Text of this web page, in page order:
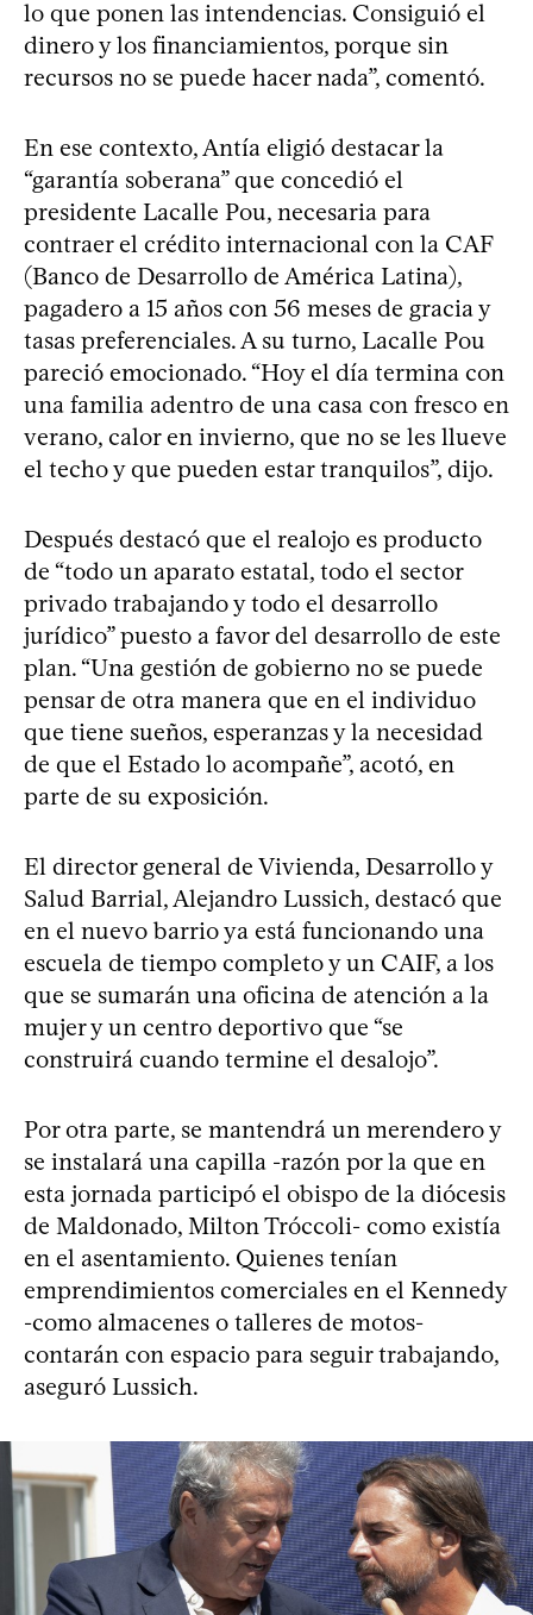
lo que ponen las intendencias. Consiguió el
dinero y los financiamientos, porque sin
recursos no se puede hacer nada”, comentó.
En ese contexto, Antía eligió destacar la
“garantía soberana” que concedió el
presidente Lacalle Pou, necesaria para
contraer el crédito internacional con la CAF
(Banco de Desarrollo de América Latina),
pagadero a 15 años con 56 meses de gracia y
tasas preferenciales. A su turno, Lacalle Pou
pareció emocionado. “Hoy el día termina con
una familia adentro de una casa con fresco en
verano, calor en invierno, que no se les llueve
el techo y que pueden estar tranquilos”, dijo.
Después destacó que el realojo es producto
de “todo un aparato estatal, todo el sector
privado trabajando y todo el desarrollo
jurídico” puesto a favor del desarrollo de este
plan. “Una gestión de gobierno no se puede
pensar de otra manera que en el individuo
que tiene sueños, esperanzas y la necesidad
de que el Estado lo acompañe”, acotó, en
parte de su exposición.
El director general de Vivienda, Desarrollo y
Salud Barrial, Alejandro Lussich, destacó que
en el nuevo barrio ya está funcionando una
escuela de tiempo completo y un CAIF, a los
que se sumarán una oficina de atención a la
mujer y un centro deportivo que “se
construirá cuando termine el desalojo”.
Por otra parte, se mantendrá un merendero y
se instalará una capilla -razón por la que en
esta jornada participó el obispo de la diócesis
de Maldonado, Milton Tróccoli- como existía
en el asentamiento. Quienes tenían
emprendimientos comerciales en el Kennedy
-como almacenes o talleres de motos-
contarán con espacio para seguir trabajando,
aseguró Lussich.